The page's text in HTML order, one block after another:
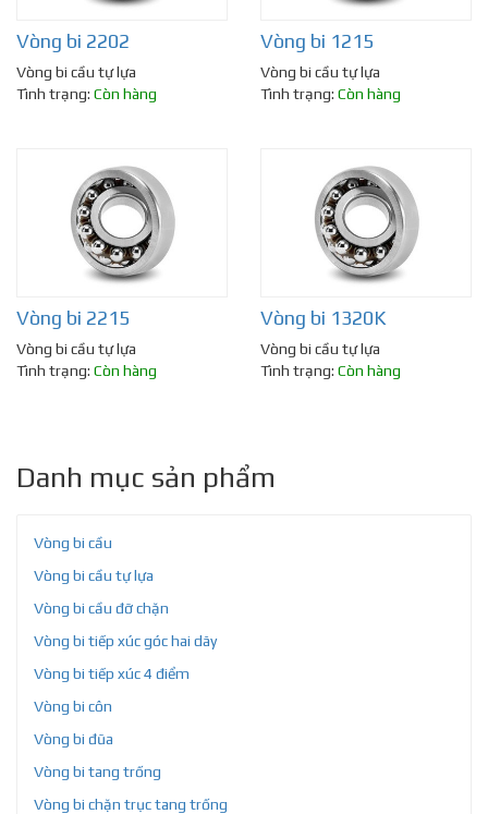
Vòng bi 2202
Vòng bi cầu tự lựa
Tình trạng: Còn hàng
Vòng bi 1215
Vòng bi cầu tự lựa
Tình trạng: Còn hàng
Vòng bi 2215
Vòng bi cầu tự lựa
Tình trạng: Còn hàng
Vòng bi 1320K
Vòng bi cầu tự lựa
Tình trạng: Còn hàng
Danh mục sản phẩm
Vòng bi cầu
Vòng bi cầu tự lựa
Vòng bi cầu đỡ chặn
Vòng bi tiếp xúc góc hai dãy
Vòng bi tiếp xúc 4 điểm
Vòng bi côn
Vòng bi đũa
Vòng bi tang trống
Vòng bi chặn trục tang trống